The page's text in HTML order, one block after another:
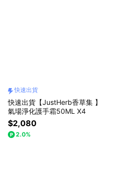
快速出貨
快速出貨【JustHerb香草集 】
氣場淨化護手霜50ML X4
$2,080
2.0%